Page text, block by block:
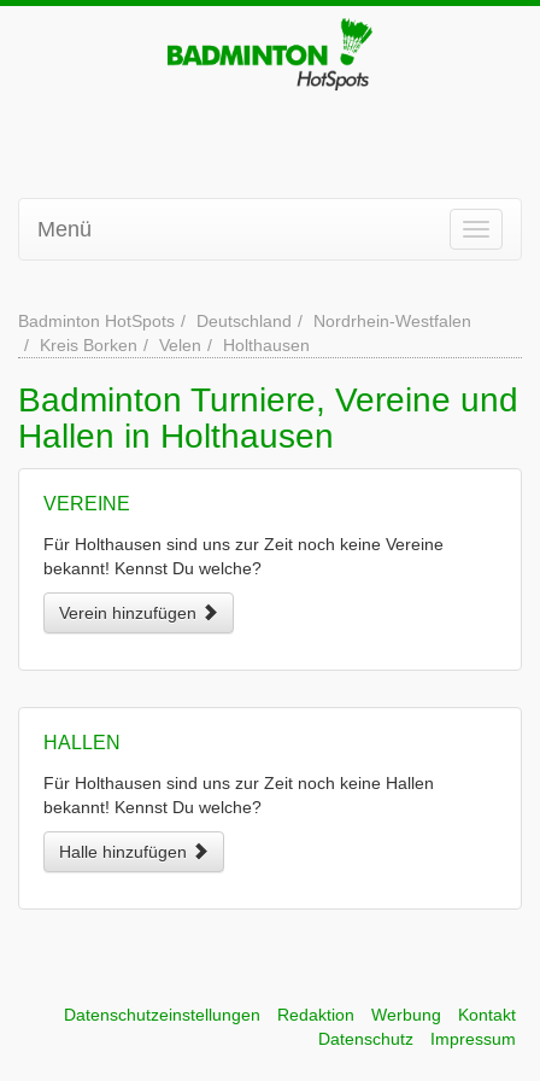
Menü
Badminton HotSpots Deutschland
Nordrhein-Westfalen
Kreis Borken
Velen Holthausen
Badminton Turniere, Vereine und
Hallen in Holthausen
VEREINE
Für Holthausen sind uns zur Zeit noch keine Vereine
bekannt! Kennst Du welche?
Verein hinzufügen
HALLEN
Für Holthausen sind uns zur Zeit noch keine Hallen
bekannt! Kennst Du welche?
Halle hinzufügen
Datenschutzeinstellungen Redaktion Werbung
Kontakt
Datenschutz
Impressum